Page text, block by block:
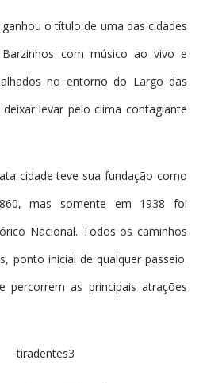
o título de uma das cidades
com músico ao vivo e
no entorno do Largo das
levar pelo clima contagiante
teve sua fundação como
mas somente em 1938 foi
Nacional. Todos os caminhos
ponto inicial de qualquer passeio.
percorrem as principais atrações